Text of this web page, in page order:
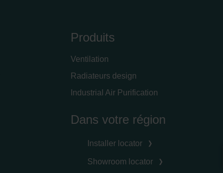
Produits
Ventilation
Radiateurs design
Industrial Air Purification
Dans votre région
Installer locator
Showroom locator